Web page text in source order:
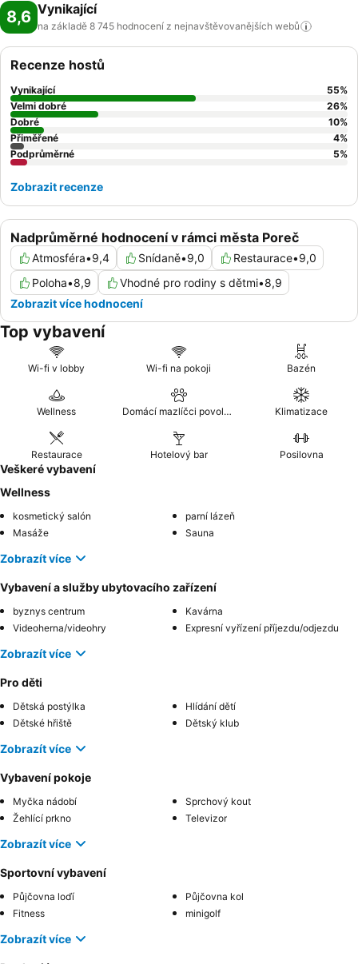
8,6 Vynikající
na základě 8 745 hodnocení z nejnavštěvovanějších webů
Nadprůměrné hodnocení v rámci města Poreč
Atmosféra•9,4 Snídaně•9,0 Restaurace•9,0
Poloha•8,9 Vhodné pro rodiny s dětmi•8,9
Zobrazit více hodnocení
Recenze hostů
Vynikající 55%
Velmi dobré
26%
Dobré
10%
Přiměřené
4%
Podprůměrné
5%
Zobrazit recenze
Top vybavení
Wi-fi v lobby Wi-fi na pokoji Bazén
Wellness Domácí mazlíčci povoleni Klimatizace
Restaurace Hotelový bar Posilovna
Veškeré vybavení
Wellness
kosmetický salón
parní lázeň
Masáže
Sauna
Zobrazít více
Vybavení a služby ubytovacího zařízení
byznys centrum
Kavárna
Videoherna/videohry
Expresní vyřízení příjezdu/odjezdu
Zobrazít více
Pro děti
Dětská postýlka
Hlídání dětí
Dětské hřiště
Dětský klub
Zobrazít více
Vybavení pokoje
Myčka nádobí
Sprchový kout
Žehlící prkno
Televizor
Zobrazít více
Sportovní vybavení
Půjčovna loďí
Půjčovna kol
Fitness
minigolf
Zobrazít více